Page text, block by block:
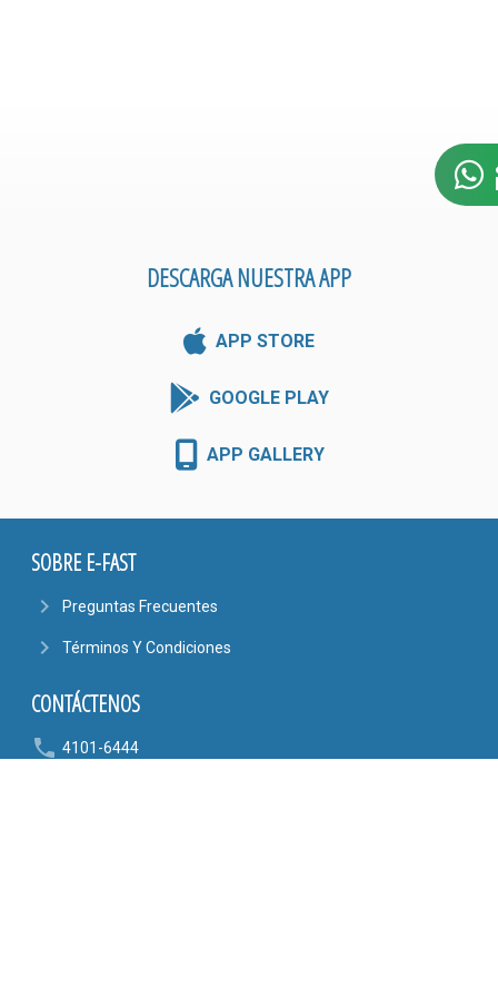
DESCARGA NUESTRA APP
APP STORE
GOOGLE PLAY
APP GALLERY
SOBRE E-FAST
navigate_next Preguntas Frecuentes
navigate_next Términos Y Condiciones
CONTÁCTENOS
phone 4101-6444